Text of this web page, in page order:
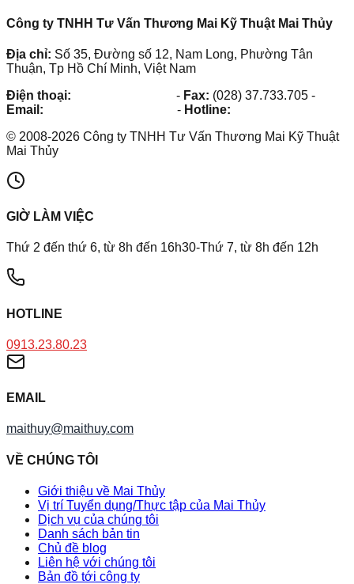
Công ty TNHH Tư Vấn Thương Mai Kỹ Thuật Mai Thủy
Địa chỉ: Số 35, Đường số 12, Nam Long, Phường Tân
Thuận, Tp Hồ Chí Minh, Việt Nam
Điện thoại:
- Fax: (028) 37.733.705 -
Email:
- Hotline:
© 2008-2026 Công ty TNHH Tư Vấn Thương Mai Kỹ Thuật
Mai Thủy
GIỜ LÀM VIỆC
Thứ 2 đến thứ 6, từ 8h đến 16h30-Thứ 7, từ 8h đến 12h
HOTLINE
0913.23.80.23
EMAIL
maithuy@maithuy.com
VỀ CHÚNG TÔI
Giới thiệu về Mai Thủy
Vị trí Tuyển dụng/Thực tập của Mai Thủy
Dịch vụ của chúng tôi
Danh sách bản tin
Chủ đề blog
Liên hệ với chúng tôi
Bản đồ tới công ty